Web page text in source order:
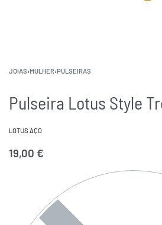
JOIAS›MULHER›PULSEIRAS
Pulseira Lotus Style
LOTUS AÇO
19,00 €